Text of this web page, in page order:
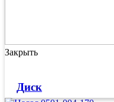
Закрыть
Диск